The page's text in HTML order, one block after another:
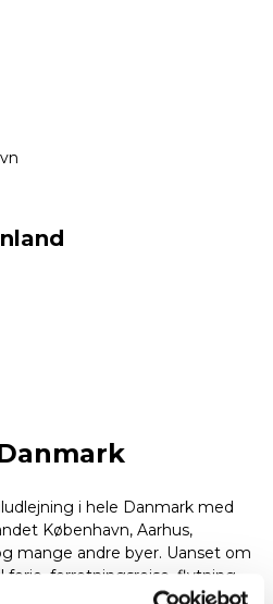
i hele Danmark med
København, Aarhus,
mange andre byer. Uanset om
ferie, forretningsrejse, flytning
et stort udvalg af moderne